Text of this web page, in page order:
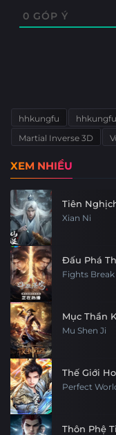
0 GÓP Ý
hhkungfu
Martial Inverse 3D
XEM NHIỀU
Tiên
Xian Ni
Đấu Phá
Fights Break
Mục Thần
Mu Shen Ji
Thế Giới
Perfect
Thôn Phệ